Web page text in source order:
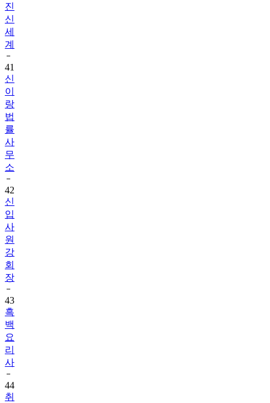
진
신
세
계
41
신
이
랑
법
률
사
무
소
42
신
입
사
원
강
회
장
43
흑
백
요
리
사
44
취